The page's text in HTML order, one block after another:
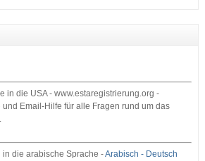
in die USA - www.estaregistrierung.org -
und Email-Hilfe für alle Fragen rund um das
die arabische Sprache -Arabisch - Deutsch